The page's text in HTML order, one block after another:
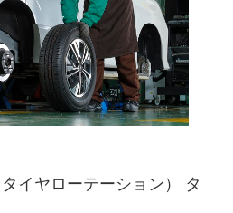
イヤローテーション） タ